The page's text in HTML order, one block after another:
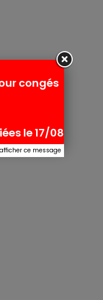
congés
le 17/08
ce message